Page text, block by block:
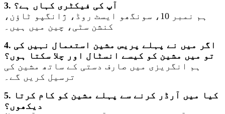
3. آپ کی فیکٹری کہاں ہے؟
ہم نمبر 10، سونگھو ایسٹ روڈ، ژانگپو ٹاؤن،
کنشن سٹی، چین میں ہیں۔
4. اگر میں نے پہلے پریس مشین استعمال نہیں کی
تو میں مشین کو کیسے انسٹال اور چلا سکتا ہوں؟
ہم انگریزی میں صارف دستی کے ساتھ مشین کی
ترسیل کریں گے۔
5. کیا میں آرڈر کرنے سے پہلے مشین کو کام کرتا
دیکھوں؟